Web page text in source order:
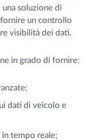
soluzione di
un controllo
visibilità dei dati.
in grado di fornire:
dati di veicolo e
tempo reale;